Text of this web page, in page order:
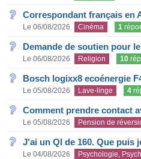
Correspondant français en
Le 06/08/2026 Cinéma 1
Demande de soutien pour
Le 06/08/2026 Religion 10
Bosch logixx8 ecoénergie
Le 05/08/2026 Lave-linge 4
Comment prendre contact
Le 05/08/2026 Pension de
J'ai un QI de 160. Que puis
Le 04/08/2026 Psychologie,